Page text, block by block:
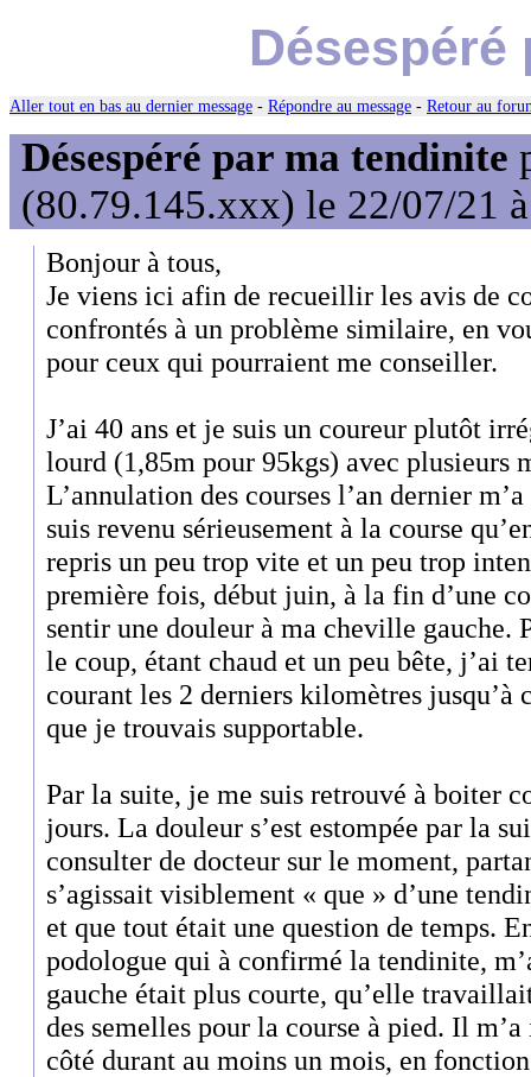
Désespéré
Aller tout en bas au dernier message - Répondre au message - Retour au
Désespéré par ma tendinite
(80.79.145.xxx) le 22/07/21
Bonjour à tous,
Je viens ici afin de recueillir les avis de
confrontés à un problème similaire, en
pour ceux qui pourraient me conseiller.
J’ai 40 ans et je suis un coureur plutôt
lourd (1,85m pour 95kgs) avec plusieurs
L’annulation des courses l’an dernier
suis revenu sérieusement à la course
repris un peu trop vite et un peu trop
première fois, début juin, à la fin d’une
sentir une douleur à ma cheville gauche.
le coup, étant chaud et un peu bête, j’ai
courant les 2 derniers kilomètres jusqu’à
que je trouvais supportable.
Par la suite, je me suis retrouvé à boiter
jours. La douleur s’est estompée par la
consulter de docteur sur le moment,
s’agissait visiblement « que » d’une
et que tout était une question de temps.
podologue qui à confirmé la tendinite,
gauche était plus courte, qu’elle
des semelles pour la course à pied. Il
côté durant au moins un mois, en